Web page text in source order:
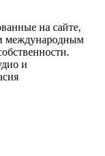
на сайте,
международным
и